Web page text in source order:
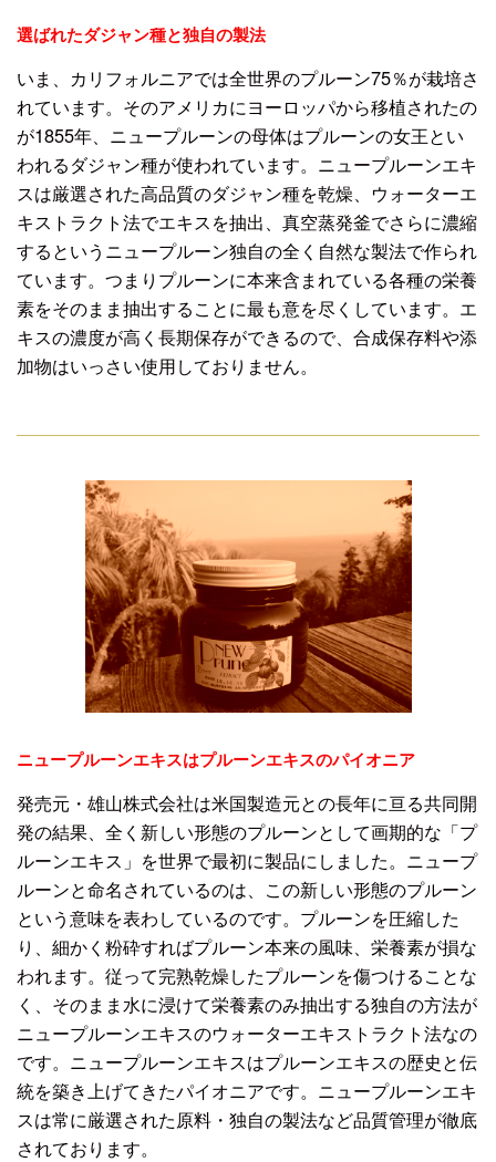
選ばれたダジャン種と独自の製法
いま、カリフォルニアでは全世界のプルーン75％が栽培さ
れています。そのアメリカにヨーロッパから移植されたの
が1855年、ニュープルーンの母体はプルーンの女王とい
われるダジャン種が使われています。ニュープルーンエキ
スは厳選された高品質のダジャン種を乾燥、ウォーターエ
キストラクト法でエキスを抽出、真空蒸発釜でさらに濃縮
するというニュープルーン独自の全く自然な製法で作られ
ています。つまりプルーンに本来含まれている各種の栄養
素をそのまま抽出することに最も意を尽くしています。エ
キスの濃度が高く長期保存ができるので、合成保存料や添
加物はいっさい使用しておりません。
ニュープルーンエキスはプルーンエキスのパイオニア
発売元・雄山株式会社は米国製造元との長年に亘る共同開
発の結果、全く新しい形態のプルーンとして画期的な「プ
ルーンエキス」を世界で最初に製品にしました。ニュープ
ルーンと命名されているのは、この新しい形態のプルーン
という意味を表わしているのです。プルーンを圧縮した
り、細かく粉砕すればプルーン本来の風味、栄養素が損な
われます。従って完熟乾燥したプルーンを傷つけることな
く、そのまま水に浸けて栄養素のみ抽出する独自の方法が
ニュープルーンエキスのウォーターエキストラクト法なの
です。ニュープルーンエキスはプルーンエキスの歴史と伝
統を築き上げてきたパイオニアです。ニュープルーンエキ
スは常に厳選された原料・独自の製法など品質管理が徹底
されております。